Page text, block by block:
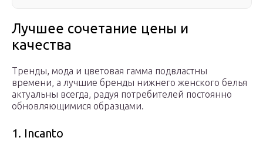
Лучшее сочетание цены и
качества
Тренды, мода и цветовая гамма подвластны
времени, а лучшие бренды нижнего женского белья
актуальны всегда, радуя потребителей постоянно
обновляющимися образцами.
1. Incanto